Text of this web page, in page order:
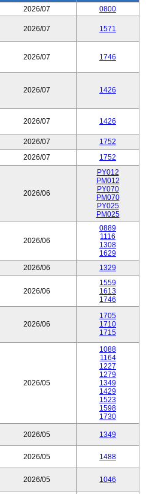
2026/07 0800
2026/07 1571
2026/07 1746
2026/07 1426
2026/07 1426
2026/07
1752
2026/07 1752
2026/06
PY012
PM012
PY070
PM070
PY025
PM025
2026/06
0889
1116
1308
1629
2026/06 1329
2026/06
1559
1613
1746
2026/06
1705
1710
1715
2026/05
1088
1164
1227
1279
1349
1429
1523
1598
1730
2026/05 1349
2026/05 1488
2026/05 1046